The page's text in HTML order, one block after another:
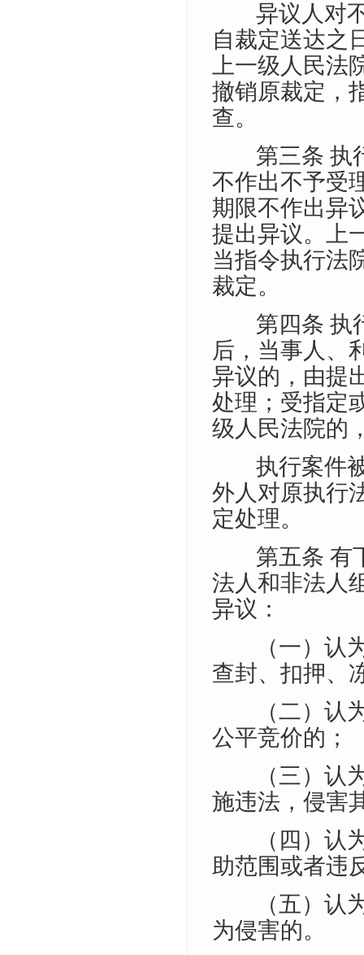
异议人对
自裁定送达之
上一级人民
撤销原裁定，
查。
第三条 执
不作出不予受
期限不作出异
提出异议。上
当指令执行法
裁定。
第四条 执
后，当事人、
异议的，由提
处理；受指定
级人民法院的
执行案件
外人对原执行
定处理。
第五条 有
法人和非法人
异议：
（一）认
查封、扣押、
（二）认
公平竞价的；
（三）认
施违法，侵害
（四）认
助范围或者违
（五）认
为侵害的。